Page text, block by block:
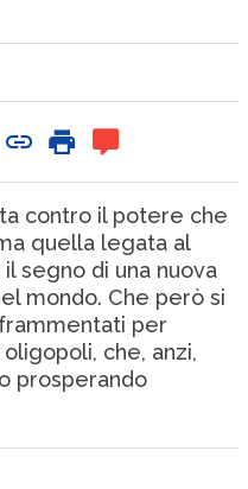
contro il potere che
quella legata al
segno di una nuova
mondo. Che però si
per
che, anzi,
prosperando